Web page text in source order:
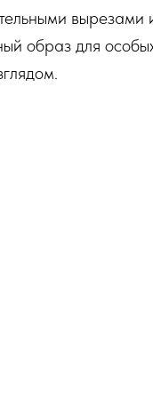
вырезами
образ для